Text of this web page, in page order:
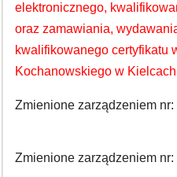
elektronicznego,
oraz zamawiania,
kwalifikowanego certyfikatu
Kochanowskiego w Kielcach
Zmienione zarządzeniem nr:
Zmienione zarządzeniem nr: